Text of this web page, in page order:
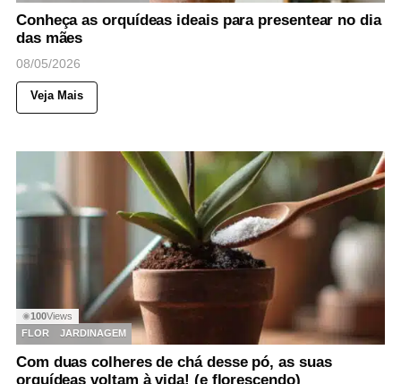
Conheça as orquídeas ideais para presentear no dia
das mães
08/05/2026
Veja Mais
◉100Views
FLOR
JARDINAGEM
Com duas colheres de chá desse pó, as suas
orquídeas voltam à vida! (e florescendo)